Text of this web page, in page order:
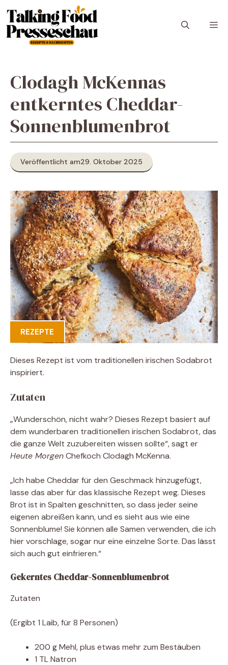
Inhalt
springen
Clodagh McKennas
entkerntes Cheddar-
Sonnenblumenbrot
Veröffentlicht am29. Oktober 2025
REZEPTE
Dieses Rezept ist vom traditionellen irischen Sodabrot
inspiriert.
Zutaten
„Wunderschön, nicht wahr? Dieses Rezept basiert auf
dem wunderbaren traditionellen irischen Sodabrot, das
die ganze Welt zuzubereiten wissen sollte“, sagt er
Heute MorgenChefkoch Clodagh McKenna.
„Ich habe Cheddar für den Geschmack hinzugefügt,
lasse das aber für das klassische Rezept weg. Dieses
Brot ist in Spalten geschnitten, so dass jeder seine
eigenen abreißen kann, und es sieht aus wie eine
Sonnenblume! Sie können alle Samen verwenden, die ich
hier vorschlage, sogar nur eine einzelne Sorte. Das lässt
sich auch gut einfrieren.“
Gekerntes Cheddar-Sonnenblumenbrot
Zutaten
(Ergibt 1 Laib, für 8 Personen)
200 g Mehl, plus etwas mehr zum Bestäuben
1 TL Natron